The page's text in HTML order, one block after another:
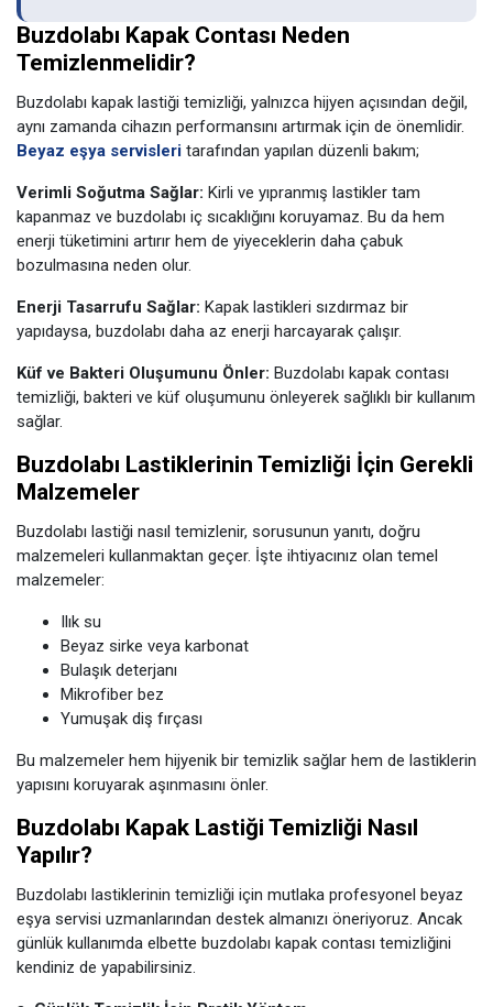
Buzdolabı Kapak Contası Neden
Temizlenmelidir?
Buzdolabı kapak lastiği temizliği, yalnızca hijyen açısından değil,
aynı zamanda cihazın performansını artırmak için de önemlidir.
Beyaz eşya servisleri tarafından yapılan düzenli bakım;
Verimli Soğutma Sağlar: Kirli ve yıpranmış lastikler tam
kapanmaz ve buzdolabı iç sıcaklığını koruyamaz. Bu da hem
enerji tüketimini artırır hem de yiyeceklerin daha çabuk
bozulmasına neden olur.
Enerji Tasarrufu Sağlar: Kapak lastikleri sızdırmaz bir
yapıdaysa, buzdolabı daha az enerji harcayarak çalışır.
Küf ve Bakteri Oluşumunu Önler: Buzdolabı kapak contası
temizliği, bakteri ve küf oluşumunu önleyerek sağlıklı bir kullanım
sağlar.
Buzdolabı Lastiklerinin Temizliği İçin Gerekli
Malzemeler
Buzdolabı lastiği nasıl temizlenir, sorusunun yanıtı, doğru
malzemeleri kullanmaktan geçer. İşte ihtiyacınız olan temel
malzemeler:
Ilık su
Beyaz sirke veya karbonat
Bulaşık deterjanı
Mikrofiber bez
Yumuşak diş fırçası
Bu malzemeler hem hijyenik bir temizlik sağlar hem de lastiklerin
yapısını koruyarak aşınmasını önler.
Buzdolabı Kapak Lastiği Temizliği Nasıl
Yapılır?
Buzdolabı lastiklerinin temizliği için mutlaka profesyonel beyaz
eşya servisi uzmanlarından destek almanızı öneriyoruz. Ancak
günlük kullanımda elbette buzdolabı kapak contası temizliğini
kendiniz de yapabilirsiniz.